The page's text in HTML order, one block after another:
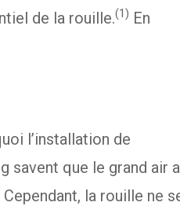
de la rouille.(1) En
l’installation de
savent que le grand air a
la rouille ne